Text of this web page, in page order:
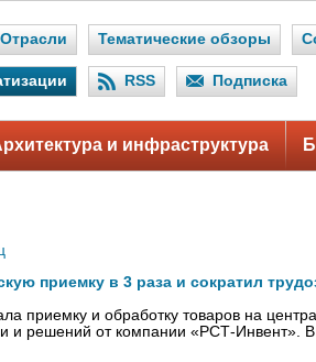
Отрасли Тематические обзоры
RSS Подписка
и инфраструктура
приемку в 3 раза и сократил
приемку и обработку товаров на
и решений от компании «РСТ-Инвент». В